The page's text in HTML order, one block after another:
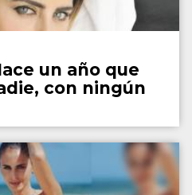
un año que
con ningún